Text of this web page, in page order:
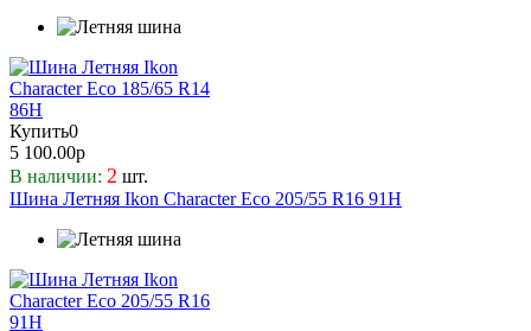
Купить0
5 100.00р
В наличии: 2 шт.
Шина Летняя Ikon Character Eco 205/55 R16 91H